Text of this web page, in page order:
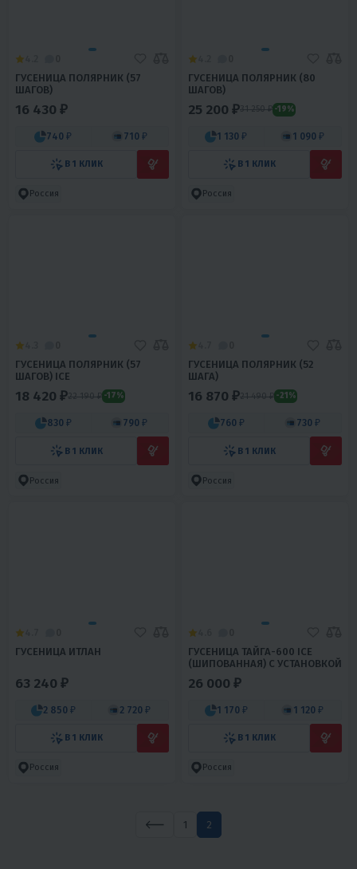
ГУСЕНИЦА ПОЛЯРНИК (57
ШАГОВ)
16 430 ₽
740 ₽ 710 ₽
В 1 КЛИК
Россия
ГУСЕНИЦА ПОЛЯРНИК (80
ШАГОВ)
25 200 ₽31 250 ₽ -19%
1 130 ₽ 1 090 ₽
В 1 КЛИК
Россия
ГУСЕНИЦА ПОЛЯРНИК (57
ШАГОВ) ICE
18 420 ₽22 190 ₽ -17%
830 ₽ 790 ₽
В 1 КЛИК
Россия
ГУСЕНИЦА ПОЛЯРНИК (52
ШАГА)
16 870 ₽21 490 ₽ -21%
760 ₽ 730 ₽
В 1 КЛИК
Россия
ГУСЕНИЦА ИТЛАН
63 240 ₽
2 850 ₽ 2 720 ₽
В 1 КЛИК
Россия
ГУСЕНИЦА ТАЙГА-600 ICE
(ШИПОВАННАЯ) С УСТАНОВКОЙ
26 000 ₽
1 170 ₽ 1 120 ₽
В 1 КЛИК
Россия
1 2